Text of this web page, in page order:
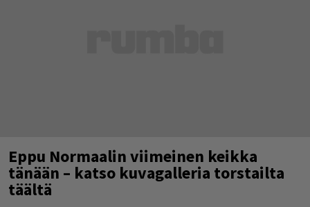
Eppu Normaalin viimeinen keikka
tänään – katso kuvagalleria torstailta
täältä